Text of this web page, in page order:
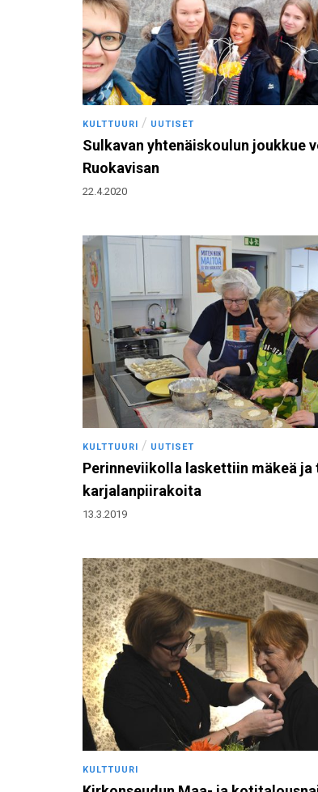
KULTTUURI / UUTISET
Sulkavan yhtenäiskoulun joukkue
Ruokavisan
22.4.2020
KULTTUURI / UUTISET
Perinneviikolla laskettiin mäkeä ja
karjalanpiirakoita
13.3.2019
KULTTUURI